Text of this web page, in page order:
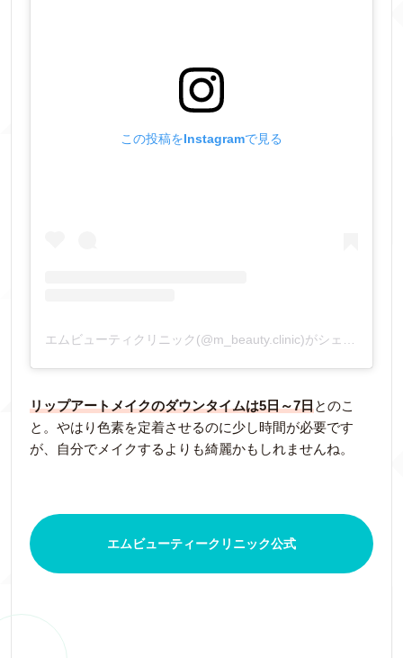
この投稿をInstagramで見る
エムビューティクリニック(@m_beauty.clinic)がシェアした投稿
リップアートメイクのダウンタイムは5日～7日とのこ
と。やはり色素を定着させるのに少し時間が必要です
が、自分でメイクするよりも綺麗かもしれませんね。
エムビューティークリニック公式